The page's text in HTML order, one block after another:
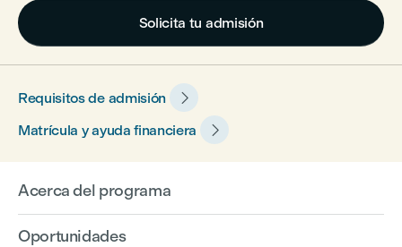
Solicita tu admisión
Requisitos de admisión 
Matrícula y ayuda financiera 
Acerca del programa
Oportunidades